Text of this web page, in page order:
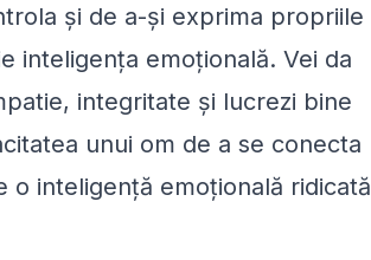
și de a-și exprima propriile
inteligența emoțională. Vei da
integritate și lucrezi bine
unui om de a se conecta
o inteligență emoțională ridicată